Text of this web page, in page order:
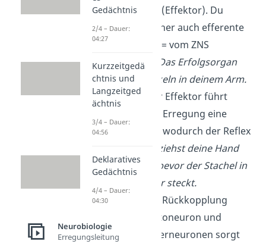
Erfolgsorgan (Effektor). Du
nennst sie daher auch efferente
Nervenfaser (= vom ZNS
wegleitend).
Das Erfolgsorgan
sind die Muskeln in deinem Arm.
Reaktion: Der Effektor führt
aufgrund der Erregung eine
Reaktion aus, wodurch der Reflex
Du ziehst deine Hand
schnell weg, bevor der Stachel in
deinem Finger steckt.
Eine negative Rückkopplung
zwischen Motoneuron und
speziellen Interneuronen sorgt
Gedächtnis
2/4 – Dauer:
04:27
Kurzzeitgedä
chtnis und
Langzeitged
ächtnis
3/4 – Dauer:
04:56
Deklaratives
Gedächtnis
4/4 – Dauer:
04:30
Neurobiologie
Erregungsleitung